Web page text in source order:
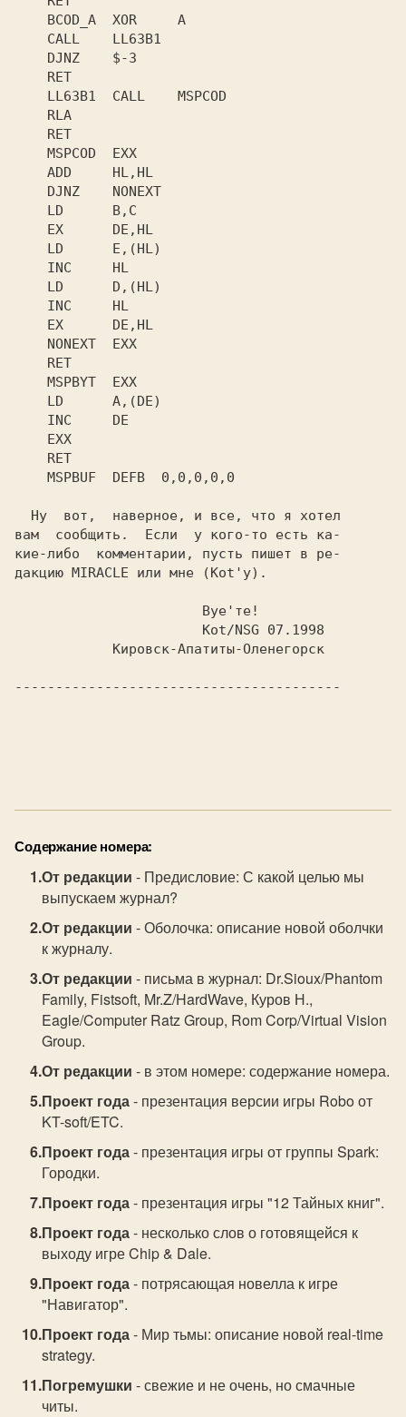
вам  сообщить.  Если  у кого-то есть ка-
кие-либо  комментарии, пусть пишет в ре-
дакцию MIRACLE или мне
----------------------------------------
Содержание номера:
От редакции - Предисловие: С какой целью мы
выпускаем журнал?
От редакции - Оболочка: описание новой оболчки
к журналу.
От редакции - письма в журнал: Dr.Sioux/Phantom
Family, Fistsoft, Mr.Z/HardWave, Куров Н.,
Eagle/Computer Ratz Group, Rom Corp/Virtual Vision
Group.
От редакции - в этом номере: содержание номера.
Проект года- презентация версии игры Robo от
KT-soft/ETC.
Проект года- презентация игры от группы Spark:
Городки.
Проект года- презентация игры "12 Тайных книг".
Проект года- несколько слов о готовящейся к
выходу игре Chip & Dale.
Проект года- потрясающая новелла к игре
"Навигатор".
Проект года- Мир тьмы: описание новой real-time
strategy.
Погремушки - свежие и не очень, но смачные
читы.